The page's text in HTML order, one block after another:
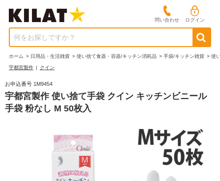
問い合わせ ログイン
何をお探しですか？
ホーム > 日用品・生活雑貨 > 使い捨て食器・容器/キッチン消耗品 > 手袋/キッチン雑貨 > 使
宇都宮製作 | クイン
お申込番号 1M9454
宇都宮製作 使い捨て手袋 クイン キッチンビニール
手袋 粉なし M 50枚入